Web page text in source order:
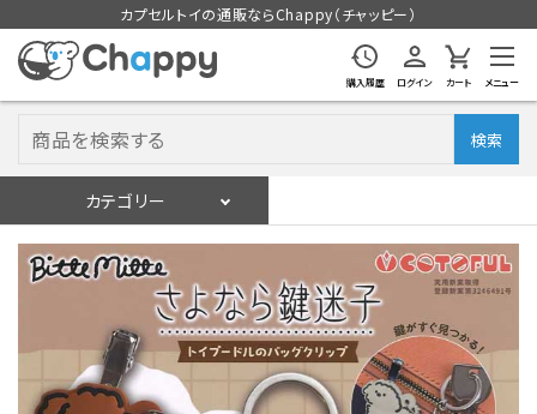
カプセルトイの通販ならChappy（チャッピー）
購入履歴 ログイン カート メニュー
検索
カテゴリー
ログイン 会員登録
入荷スケジュールをチェック
カプセルトイマシン本体